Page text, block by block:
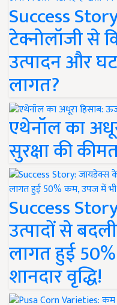
Success
टेक्नोलॉजी से
उत्पादन और
लागत?
एथेनॉल का
सुरक्षा की
Success
उत्पादों से
लागत हुई
शानदार वृद्धि!